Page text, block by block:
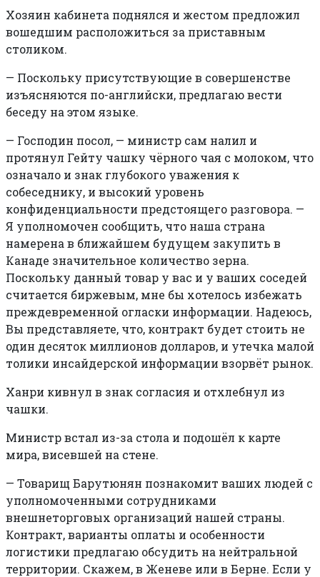
Хозяин кабинета поднялся и жестом предложил
вошедшим расположиться за приставным
столиком.
— Поскольку присутствующие в совершенстве
изъясняются по-английски, предлагаю вести
беседу на этом языке.
— Господин посол, — министр сам налил и
протянул Гейту чашку чёрного чая с молоком, что
означало и знак глубокого уважения к
собеседнику, и высокий уровень
конфиденциальности предстоящего разговора. —
Я уполномочен сообщить, что наша страна
намерена в ближайшем будущем закупить в
Канаде значительное количество зерна.
Поскольку данный товар у вас и у ваших соседей
считается биржевым, мне бы хотелось избежать
преждевременной огласки информации. Надеюсь,
Вы представляете, что, контракт будет стоить не
один десяток миллионов долларов, и утечка малой
толики инсайдерской информации взорвёт рынок.
Ханри кивнул в знак согласия и отхлебнул из
чашки.
Министр встал из-за стола и подошёл к карте
мира, висевшей на стене.
— Товарищ Барутюнян познакомит ваших людей с
уполномоченными сотрудниками
внешнеторговых организаций нашей страны.
Контракт, варианты оплаты и особенности
логистики предлагаю обсудить на нейтральной
территории. Скажем, в Женеве или в Берне. Если у